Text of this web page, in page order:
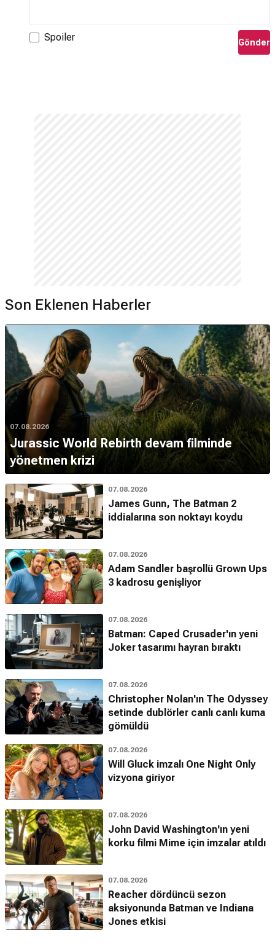
Spoiler Gönder
Son Eklenen Haberler
07.08.2026
Jurassic World Rebirth devam filminde
yönetmen krizi
07.08.2026
James Gunn, The Batman 2
iddialarına son noktayı koydu
07.08.2026
Adam Sandler başrollü Grown Ups
3 kadrosu genişliyor
07.08.2026
Batman: Caped Crusader'ın yeni
Joker tasarımı hayran bıraktı
07.08.2026
Christopher Nolan'ın The Odyssey
setinde dublörler canlı canlı kuma
gömüldü
07.08.2026
Will Gluck imzalı One Night Only
vizyona giriyor
07.08.2026
John David Washington'ın yeni
korku filmi Mime için imzalar atıldı
07.08.2026
Reacher dördüncü sezon
aksiyonunda Batman ve Indiana
Jones etkisi